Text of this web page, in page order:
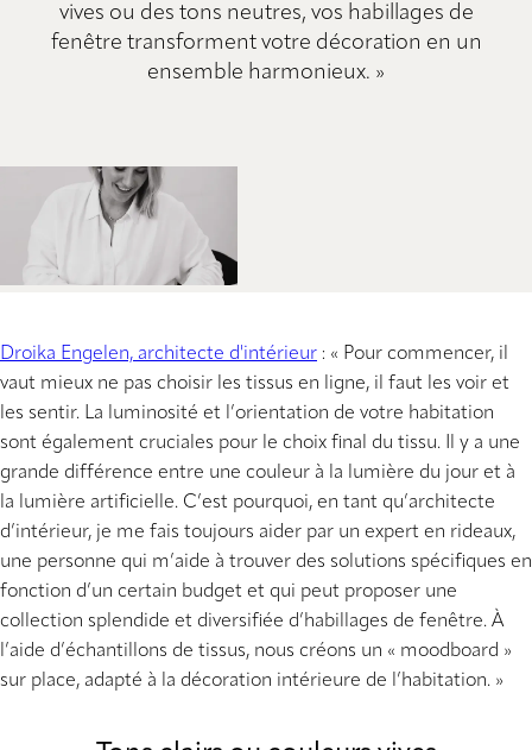
vives ou des tons neutres, vos habillages de
fenêtre transforment votre décoration en un
ensemble harmonieux. »
Droika Engelen, architecte d'intérieur : « Pour commencer, il
vaut mieux ne pas choisir les tissus en ligne, il faut les voir et
les sentir. La luminosité et l’orientation de votre habitation
sont également cruciales pour le choix final du tissu. Il y a une
grande différence entre une couleur à la lumière du jour et à
la lumière artificielle. C’est pourquoi, en tant qu’architecte
d’intérieur, je me fais toujours aider par un expert en rideaux,
une personne qui m’aide à trouver des solutions spécifiques en
fonction d’un certain budget et qui peut proposer une
collection splendide et diversifiée d’habillages de fenêtre. À
l’aide d’échantillons de tissus, nous créons un « moodboard »
sur place, adapté à la décoration intérieure de l’habitation. »